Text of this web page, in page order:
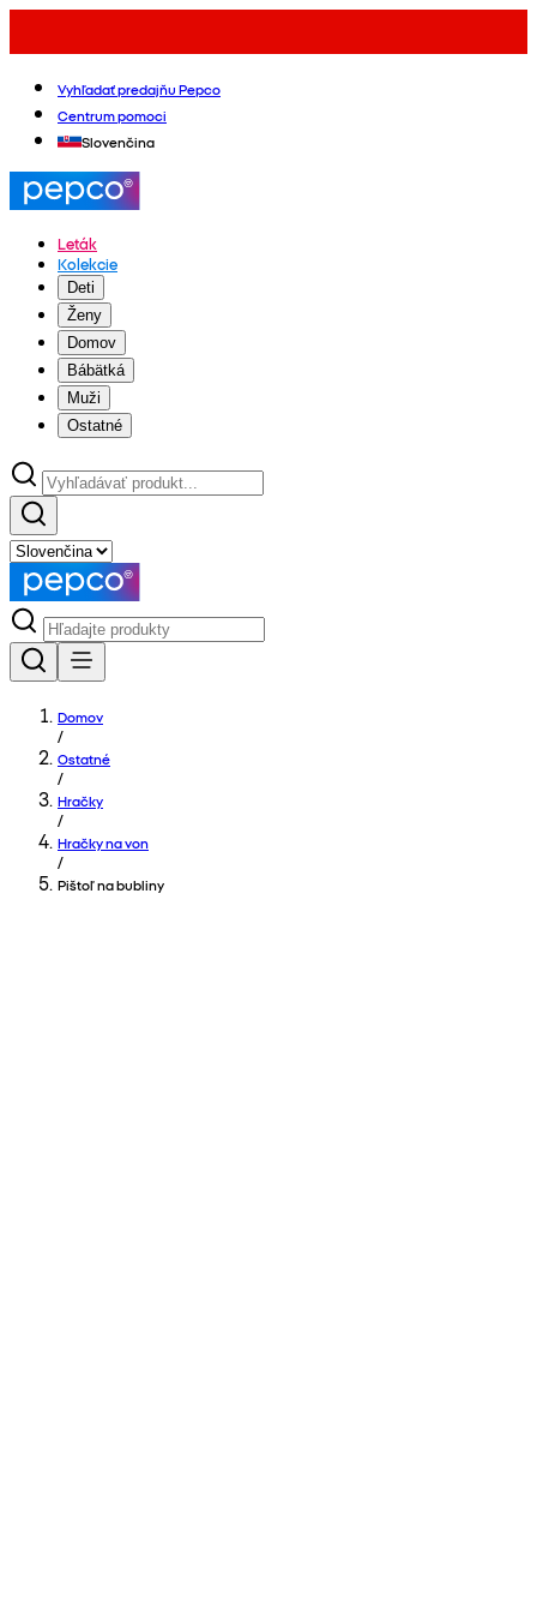
Vyhľadať predajňu Pepco
Centrum pomoci
Slovenčina
Leták
Kolekcie
Deti
Ženy
Domov
Bábätká
Muži
Ostatné
Domov
/
Ostatné
/
Hračky
/
Hračky na von
/
Pištoľ na bubliny